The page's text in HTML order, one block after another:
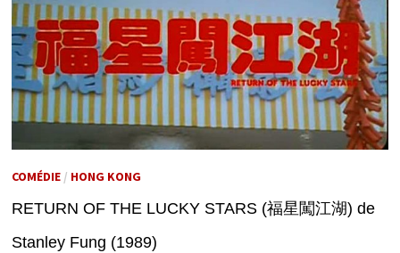
COMÉDIE/ HONG KONG
RETURN OF THE LUCKY STARS (福星闖江湖) de
Stanley Fung (1989)